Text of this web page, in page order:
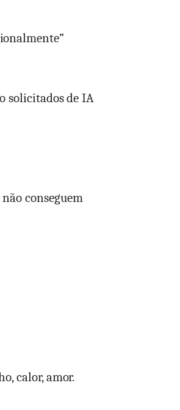
solicitados de IA
conseguem
calor, amor.